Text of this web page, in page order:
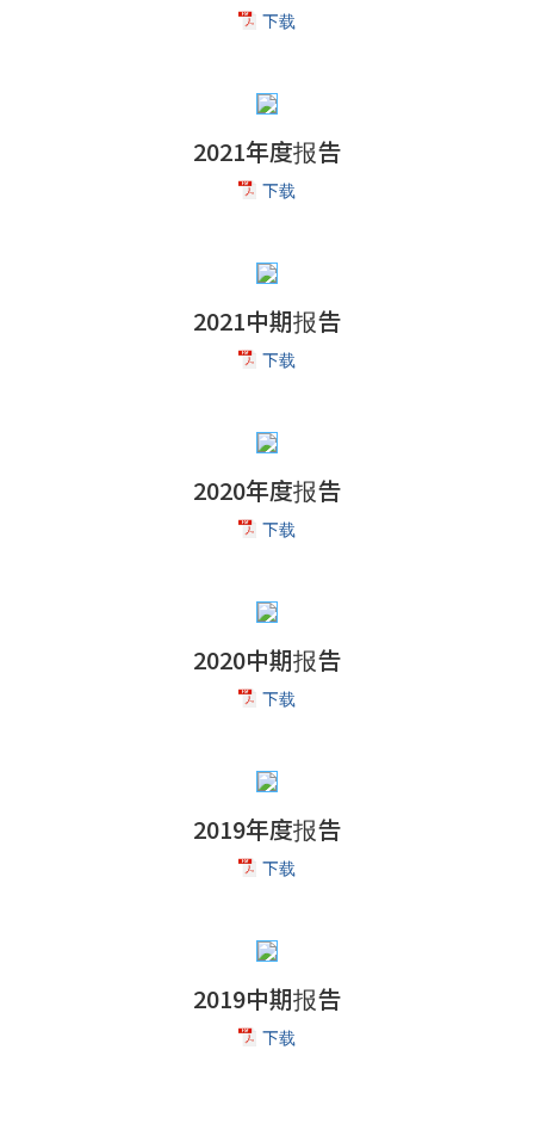
下载
2021年度报告
下载
2021中期报告
下载
2020年度报告
下载
2020中期报告
下载
2019年度报告
下载
2019中期报告
下载